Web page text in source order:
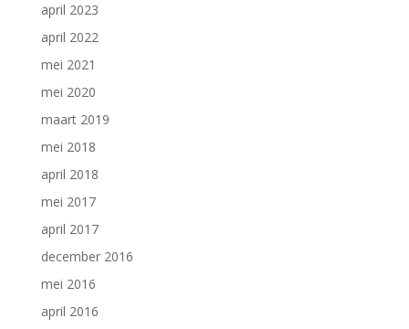
april 2023
april 2022
mei 2021
mei 2020
maart 2019
mei 2018
april 2018
mei 2017
april 2017
december 2016
mei 2016
april 2016